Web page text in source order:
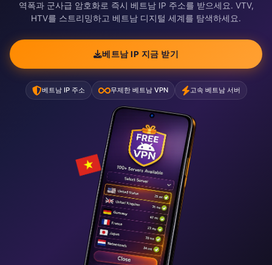
역폭과 군사급 암호화로 즉시 베트남 IP 주소를 받으세요. VTV,
HTV를 스트리밍하고 베트남 디지털 세계를 탐색하세요.
베트남 IP 지금 받기
베트남 IP 주소 무제한 베트남 VPN 고속 베트남 서버